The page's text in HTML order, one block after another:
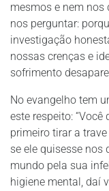
mesmos e nem
nos perguntar:
investigação
nossas crenças e
sofrimento
No evangelho tem
este respeito:
primeiro tirar a
se ele quisesse nos
mundo pela sua
higiene mental, daí